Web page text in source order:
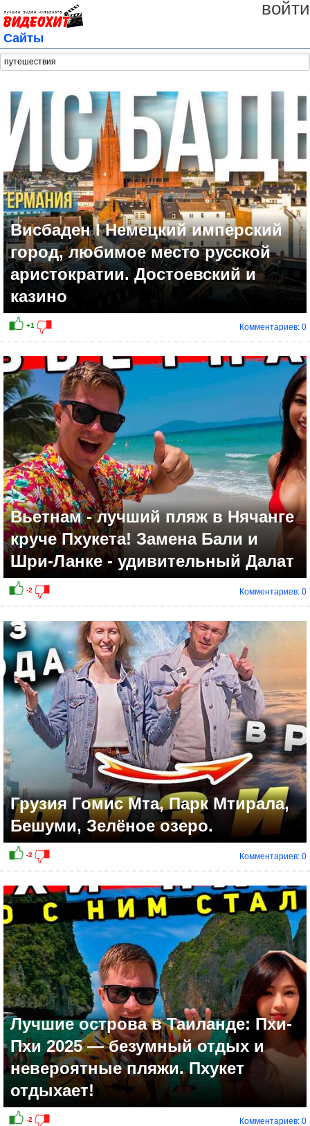
войти
Сайты
Висбаден I Немецкий имперский
город, любимое место русской
аристократии. Достоевский и
казино
+1
Комментариев: 0
Вьетнам - лучший пляж в Нячанге
круче Пхукета! Замена Бали и
Шри-Ланке - удивительный Далат
Комментариев: 0
Грузия Гомис Мта, Парк Мтирала,
Бешуми, Зелёное озеро.
Комментариев: 0
Лучшие острова в Таиланде: Пхи-
Пхи 2025 — безумный отдых и
невероятные пляжи. Пхукет
отдыхает!
Комментариев: 0